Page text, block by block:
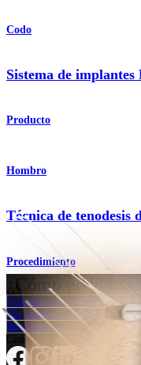
Codo
Sistema de
Producto
Hombro
Técnica de tenodesis
Procedimiento
¿Cómo
Contacte a un representante
Ver eventos, laboratorios y
Regístrese para recibir:
Conéctese con nosotros